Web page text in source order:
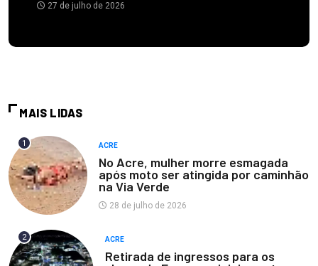
27 de julho de 2026
MAIS LIDAS
1 ACRE
No Acre, mulher morre esmagada
após moto ser atingida por caminhão
na Via Verde
28 de julho de 2026
2 ACRE
Retirada de ingressos para os